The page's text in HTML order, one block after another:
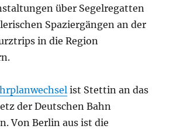
über Segelregatten
Spaziergängen an der
in die Region
ist Stettin an das
der Deutschen Bahn
Von Berlin aus ist die